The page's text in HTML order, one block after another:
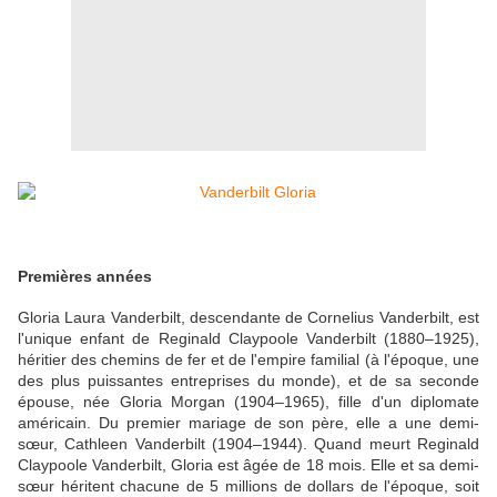
Premières années
Gloria Laura Vanderbilt, descendante de Cornelius Vanderbilt, est
l'unique enfant de Reginald Claypoole Vanderbilt (1880–1925),
héritier des chemins de fer et de l'empire familial (à l'époque, une
des plus puissantes entreprises du monde), et de sa seconde
épouse, née Gloria Morgan (1904–1965), fille d'un diplomate
américain. Du premier mariage de son père, elle a une demi-
sœur, Cathleen Vanderbilt (1904–1944). Quand meurt Reginald
Claypoole Vanderbilt, Gloria est âgée de 18 mois. Elle et sa demi-
sœur héritent chacune de 5 millions de dollars de l'époque, soit